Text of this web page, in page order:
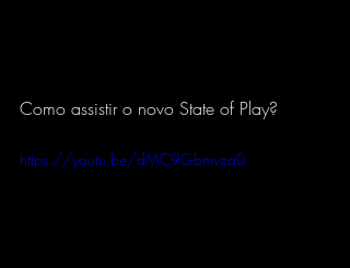
Como assistir o novo State of Play?
https://youtu.be/dMC9Gbmvza0